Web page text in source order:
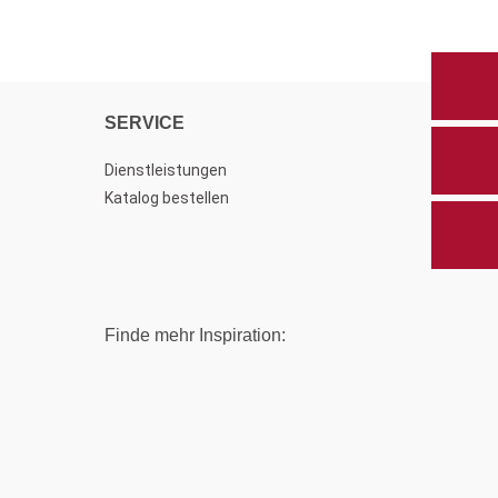
SERVICE
Dienstleistungen
Katalog bestellen
Finde mehr Inspiration: